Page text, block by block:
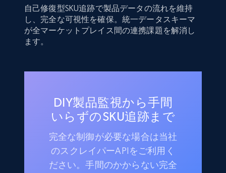
自己修復型SKU追跡で製品データの流れを維持
し、完全な可視性を確保。統一データスキーマ
が全マーケットプレイス間の連携課題を解消し
ます。
DIY製品監視から手間
いらずのSKU追跡まで
完全な制御が必要な場合は当社
のスクレイパーAPIをご利用く
ださい。手間のかからない完全